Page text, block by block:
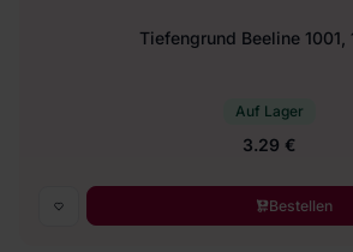
Tiefengrund Beeline 1001,
Auf Lager
3.29 €
Bestellen